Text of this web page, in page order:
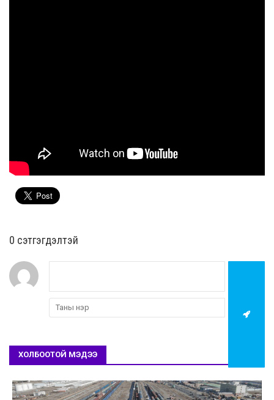
0 cэтгэгдэлтэй
ХОЛБООТОЙ МЭДЭЭ